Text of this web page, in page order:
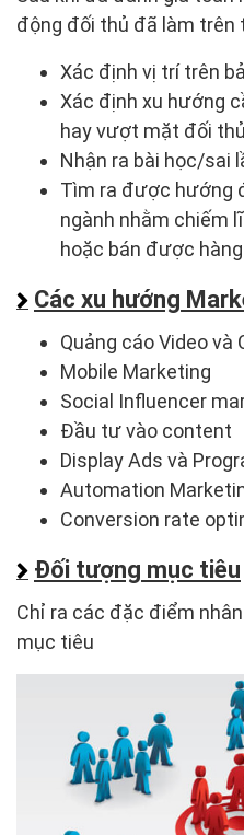
động đối thủ đã làm trên
Xác định vị trí trên
Xác định xu hướng
hay vượt mặt đối thủ
Nhận ra bài học/sai
Tìm ra được hướng
ngành nhằm chiếm
hoặc bán được hàng
Các xu hướng
Quảng cáo Video và
Mobile Marketing
Social Influencer
Đầu tư vào content
Display Ads và
Automation
Conversion rate
Đối tượng mục tiêu
Chỉ ra các đặc điểm
mục tiêu